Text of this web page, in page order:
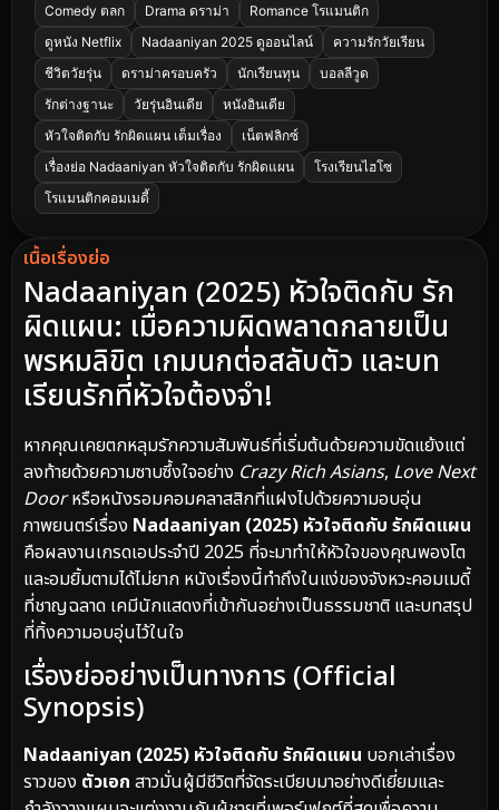
Comedy ตลก Drama ดราม่า
Romance โรแมนติก
ดูหนัง Netflix
Nadaaniyan 2025 ดูออนไลน์
ความรักวัยเรียน
ชีวิตวัยรุ่น
ดราม่าครอบครัว นักเรียนทุน
บอลลีวูด
รักต่างฐานะ
วัยรุ่นอินเดีย
หนังอินเดีย
หัวใจติดกับ รักผิดแผน เต็มเรื่อง
เน็ตฟลิกซ์
เรื่องย่อ Nadaaniyan หัวใจติดกับ รักผิดแผน
โรงเรียนไฮโซ
โรแมนติกคอมเมดี้
เนื้อเรื่องย่อ
Nadaaniyan (2025) หัวใจติดกับ รัก
ผิดแผน: เมื่อความผิดพลาดกลายเป็น
พรหมลิขิต เกมนกต่อสลับตัว และบท
เรียนรักที่หัวใจต้องจำ!
หากคุณเคยตกหลุมรักความสัมพันธ์ที่เริ่มต้นด้วยความขัดแย้งแต่
ลงท้ายด้วยความซาบซึ้งใจอย่าง Crazy Rich Asians, Love Next
Doorหรือหนังรอมคอมคลาสสิกที่แฝงไปด้วยความอบอุ่น
ภาพยนตร์เรื่อง Nadaaniyan (2025) หัวใจติดกับ รักผิดแผน
คือผลงานเกรดเอประจำปี 2025 ที่จะมาทำให้หัวใจของคุณพองโต
และอมยิ้มตามได้ไม่ยาก หนังเรื่องนี้ทำถึงในแง่ของจังหวะคอมเมดี้
ที่ชาญฉลาด เคมีนักแสดงที่เข้ากันอย่างเป็นธรรมชาติ และบทสรุป
ที่ทิ้งความอบอุ่นไว้ในใจ
เรื่องย่ออย่างเป็นทางการ (Official
Synopsis)
Nadaaniyan (2025) หัวใจติดกับ รักผิดแผน บอกเล่าเรื่อง
ราวของ ตัวเอก สาวมั่นผู้มีชีวิตที่จัดระเบียบมาอย่างดีเยี่ยมและ